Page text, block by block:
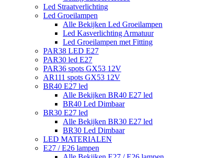
Led Straatverlichting
Led Groeilampen
Alle Bekijken Led Groeilampen
Led Kasverlichting Armatuur
Led Groeilampen met Fitting
PAR38 LED E27
PAR30 led E27
PAR36 spots GX53 12V
AR111 spots GX53 12V
BR40 E27 led
Alle Bekijken BR40 E27 led
BR40 Led Dimbaar
BR30 E27 led
Alle Bekijken BR30 E27 led
BR30 Led Dimbaar
LED MATERIALEN
E27 / E26 lampen